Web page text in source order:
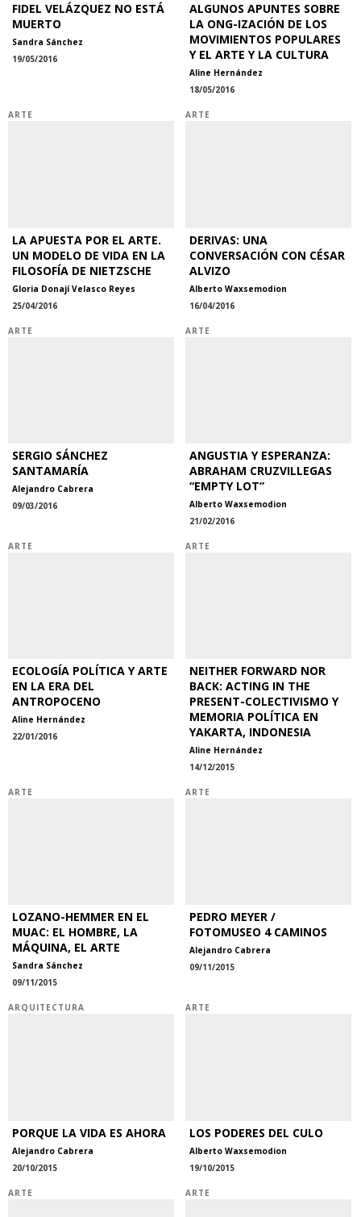
FIDEL VELÁZQUEZ NO ESTÁ
MUERTO
Sandra Sánchez
19/05/2016
ALGUNOS APUNTES SOBRE
LA ONG-IZACIÓN DE LOS
MOVIMIENTOS POPULARES
Y EL ARTE Y LA CULTURA
Aline Hernández
18/05/2016
ARTE
LA APUESTA POR EL ARTE.
UN MODELO DE VIDA EN LA
FILOSOFÍA DE NIETZSCHE
Gloria Donají Velasco Reyes
25/04/2016
ARTE
DERIVAS: UNA
CONVERSACIÓN CON CÉSAR
ALVIZO
Alberto Waxsemodion
16/04/2016
ARTE
SERGIO SÁNCHEZ
SANTAMARÍA
Alejandro Cabrera
09/03/2016
ARTE
ANGUSTIA Y ESPERANZA:
ABRAHAM CRUZVILLEGAS
“EMPTY LOT”
Alberto Waxsemodion
21/02/2016
ARTE
ECOLOGÍA POLÍTICA Y ARTE
EN LA ERA DEL
ANTROPOCENO
Aline Hernández
22/01/2016
ARTE
NEITHER FORWARD NOR
BACK: ACTING IN THE
PRESENT-COLECTIVISMO Y
MEMORIA POLÍTICA EN
YAKARTA, INDONESIA
Aline Hernández
14/12/2015
ARTE
LOZANO-HEMMER EN EL
MUAC: EL HOMBRE, LA
MÁQUINA, EL ARTE
Sandra Sánchez
09/11/2015
ARTE
PEDRO MEYER /
FOTOMUSEO 4 CAMINOS
Alejandro Cabrera
09/11/2015
ARQUITECTURA
PORQUE LA VIDA ES AHORA
Alejandro Cabrera
20/10/2015
ARTE
LOS PODERES DEL CULO
Alberto Waxsemodion
19/10/2015
ARTE ARTE